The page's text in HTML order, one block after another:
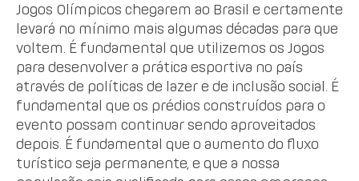
Jogos Olímpicos chegarem ao Brasil e certamente
levará no mínimo mais algumas décadas para que
voltem. É fundamental que utilizemos os Jogos
para desenvolver a prática esportiva no país
através de políticas de lazer e de inclusão social. É
fundamental que os prédios construídos para o
evento possam continuar sendo aproveitados
depois. É fundamental que o aumento do fluxo
turístico seja permanente, e que a nossa